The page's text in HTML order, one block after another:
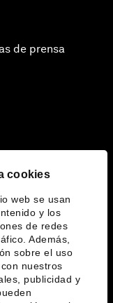
cookies
web se usan
y los
de redes
Además,
sobre el uso
nuestros
publicidad y
de prensa